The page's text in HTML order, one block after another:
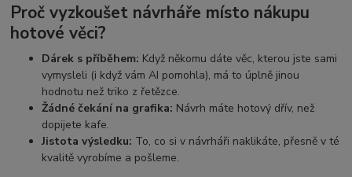
Proč vyzkoušet návrháře místo nákupu
hotové věci?
Dárek s příběhem: Když někomu dáte věc, kterou jste sami
vymysleli (i když vám AI pomohla), má to úplně jinou
hodnotu než triko z řetězce.
Žádné čekání na grafika: Návrh máte hotový dřív, než
dopijete kafe.
Jistota výsledku: To, co si v návrháři naklikáte, přesně v té
kvalitě vyrobíme a pošleme.